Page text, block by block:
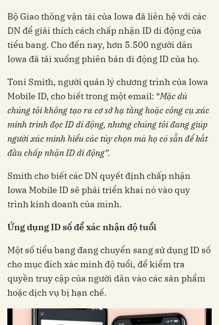
Bộ Giao thông vận tải của Iowa đã liên hệ với các
DN để giải thích cách chấp nhận ID di động của
tiểu bang. Cho đến nay, hơn 5.500 người dân
Iowa đã tải xuống phiên bản di động ID của họ.
Toni Smith, người quản lý chương trình của Iowa
Mobile ID, cho biết trong một email: “Mặc dù
chúng tôi không tạo ra cơ sở hạ tầng hoặc công cụ xác
minh trình đọc ID di động, nhưng chúng tôi đang giúp
người xác minh hiểu các tùy chọn mà họ có sẵn để bắt
đầu chấp nhận ID di động”.
Smith cho biết các DN quyết định chấp nhận
Iowa Mobile ID sẽ phải triển khai nó vào quy
trình kinh doanh của mình.
Ứng dụng ID số để xác nhận độ tuổi
Một số tiểu bang đang chuyển sang sử dụng ID số
cho mục đích xác minh độ tuổi, để kiểm tra
quyền truy cập của người dân vào các sản phẩm
hoặc dịch vụ bị hạn chế.